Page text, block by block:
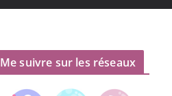
Me suivre sur les réseaux